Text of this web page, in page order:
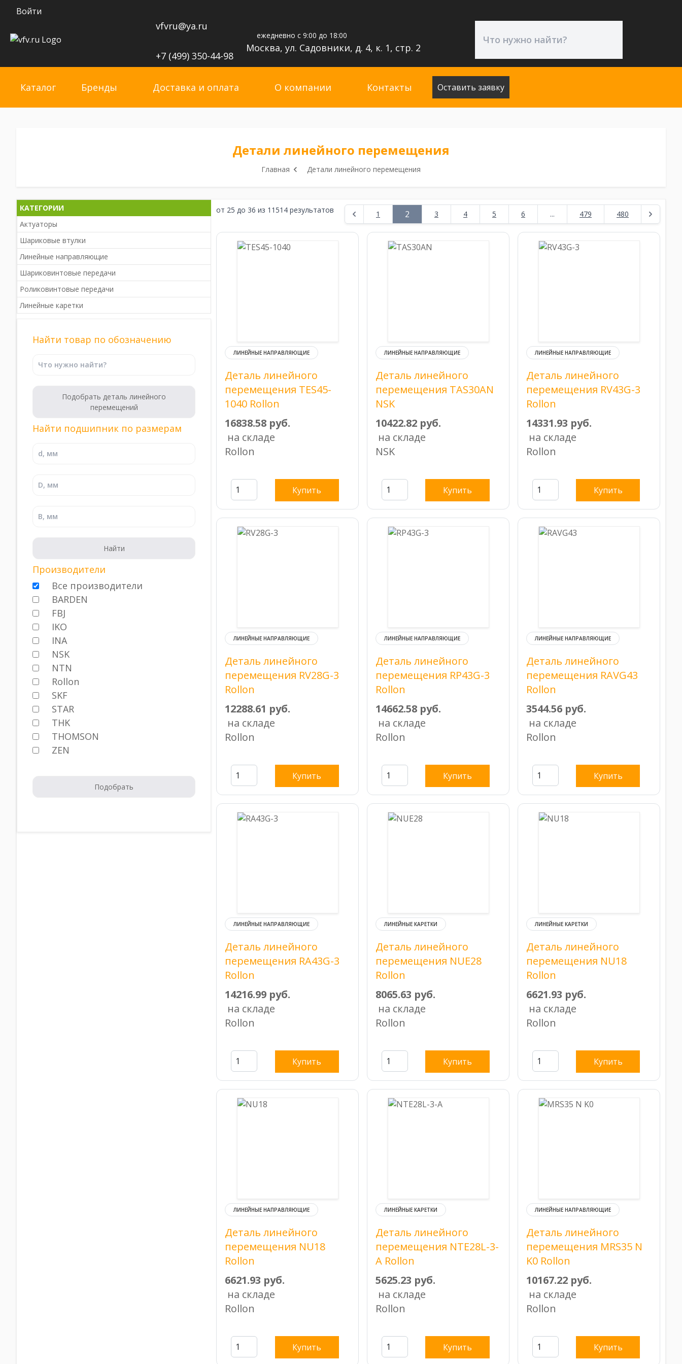
Войти
vfvru@ya.ru
+7 (499) 350-44-98
ежедневно с 9:00 до 18:00
Москва, ул. Садовники, д. 4, к. 1, стр. 2
Каталог Бренды Доставка и оплата О компании Контакты Оставить заявку
Детали линейного перемещения
Главная Детали линейного перемещения
КАТЕГОРИИ
Актуаторы
Шариковые втулки
Линейные направляющие
Шариковинтовые передачи
Роликовинтовые передачи
Линейные каретки
Найти товар по обозначению
Найти подшипник по размерам
Производители
Все производители
BARDEN
FBJ
IKO
INA
NSK
NTN
Rollon
SKF
STAR
THK
THOMSON
ZEN
от 25 до 36 из 11514 результатов 1 2 3 4 5 6 ... 479 480
ЛИНЕЙНЫЕ НАПРАВЛЯЮЩИЕ
Деталь линейного
перемещения TES45-
1040 Rollon
16838.58 руб.
на складе
Rollon
Купить
ЛИНЕЙНЫЕ НАПРАВЛЯЮЩИЕ
Деталь линейного
перемещения TAS30AN
NSK
10422.82 руб.
на складе
NSK
Купить
ЛИНЕЙНЫЕ НАПРАВЛЯЮЩИЕ
Деталь линейного
перемещения RV43G-3
Rollon
14331.93 руб.
на складе
Rollon
Купить
ЛИНЕЙНЫЕ НАПРАВЛЯЮЩИЕ
Деталь линейного
перемещения RV28G-3
Rollon
12288.61 руб.
на складе
Rollon
Купить
ЛИНЕЙНЫЕ НАПРАВЛЯЮЩИЕ
Деталь линейного
перемещения RP43G-3
Rollon
14662.58 руб.
на складе
Rollon
Купить
ЛИНЕЙНЫЕ НАПРАВЛЯЮЩИЕ
Деталь линейного
перемещения RAVG43
Rollon
3544.56 руб.
на складе
Rollon
Купить
ЛИНЕЙНЫЕ НАПРАВЛЯЮЩИЕ
Деталь линейного
перемещения RA43G-3
Rollon
14216.99 руб.
на складе
Rollon
Купить
ЛИНЕЙНЫЕ КАРЕТКИ
Деталь линейного
перемещения NUE28
Rollon
8065.63 руб.
на складе
Rollon
Купить
ЛИНЕЙНЫЕ КАРЕТКИ
Деталь линейного
перемещения NU18
Rollon
6621.93 руб.
на складе
Rollon
Купить
ЛИНЕЙНЫЕ НАПРАВЛЯЮЩИЕ
Деталь линейного
перемещения NU18
Rollon
6621.93 руб.
на складе
Rollon
Купить
ЛИНЕЙНЫЕ КАРЕТКИ
Деталь линейного
перемещения NTE28L-3-
A Rollon
5625.23 руб.
на складе
Rollon
Купить
ЛИНЕЙНЫЕ НАПРАВЛЯЮЩИЕ
Деталь линейного
перемещения MRS35 N
K0 Rollon
10167.22 руб.
на складе
Rollon
Купить